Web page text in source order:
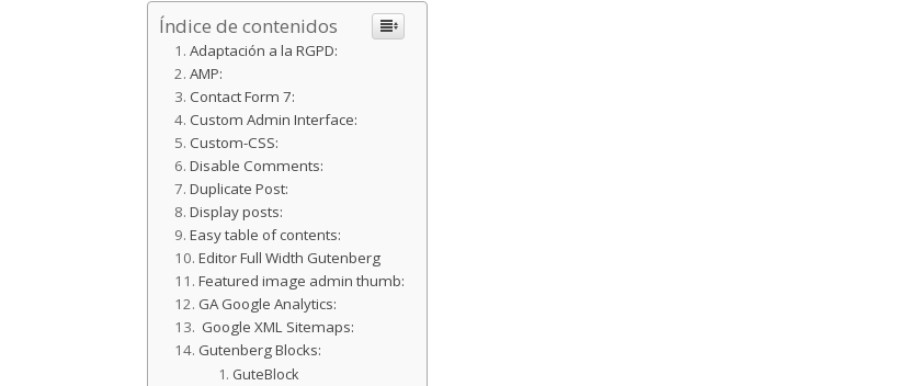
Índice de contenidos
Adaptación a la RGPD:
AMP:
Contact Form 7:
Custom Admin Interface:
Custom-CSS:
Disable Comments:
Duplicate Post:
Display posts:
Easy table of contents:
Editor Full Width Gutenberg
Featured image admin thumb:
GA Google Analytics:
Google XML Sitemaps:
Gutenberg Blocks:
GuteBlock